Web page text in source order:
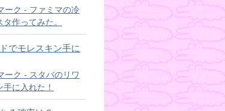
でモレスキン手に